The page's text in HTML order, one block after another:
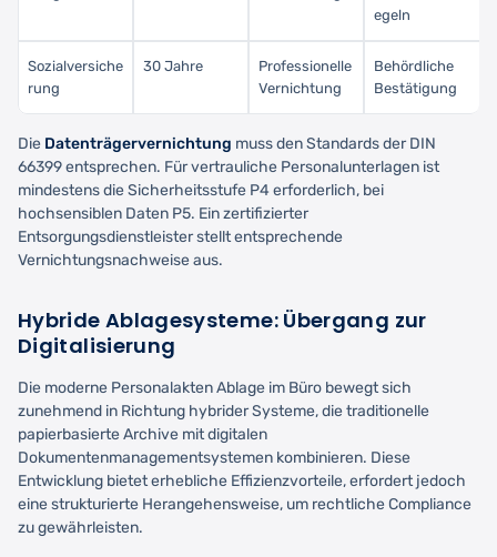
egeln
Sozialversiche
rung
30 Jahre
Professionelle
Vernichtung
Behördliche
Bestätigung
Die Datenträgervernichtung muss den Standards der DIN
66399 entsprechen. Für vertrauliche Personalunterlagen ist
mindestens die Sicherheitsstufe P4 erforderlich, bei
hochsensiblen Daten P5. Ein zertifizierter
Entsorgungsdienstleister stellt entsprechende
Vernichtungsnachweise aus.
Hybride Ablagesysteme: Übergang zur
Digitalisierung
Die moderne Personalakten Ablage im Büro bewegt sich
zunehmend in Richtung hybrider Systeme, die traditionelle
papierbasierte Archive mit digitalen
Dokumentenmanagementsystemen kombinieren. Diese
Entwicklung bietet erhebliche Effizienzvorteile, erfordert jedoch
eine strukturierte Herangehensweise, um rechtliche Compliance
zu gewährleisten.